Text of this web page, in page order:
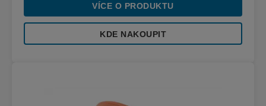
VÍCE O PRODUKTU
KDE NAKOUPIT